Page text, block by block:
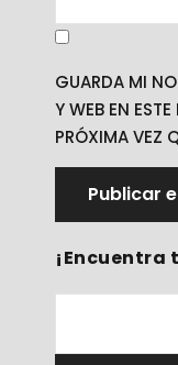
GUARDA MI
Y WEB EN
PRÓXIMA VEZ
¡Encuentra